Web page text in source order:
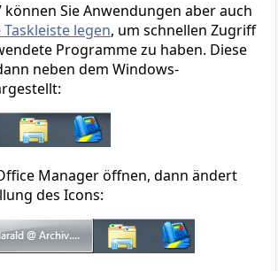
können Sie Anwendungen aber auch
legen, um schnellen Zugriff
Programme zu haben. Diese
neben dem Windows-
Manager öffnen, dann ändert
des Icons: